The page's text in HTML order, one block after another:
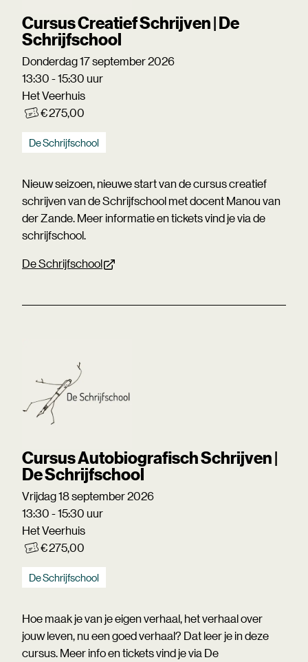
Cursus Creatief Schrijven | De
Schrijfschool
Donderdag 17 september 2026
13:30 - 15:30 uur
Het Veerhuis
€ 275,00
De Schrijfschool
Nieuw seizoen, nieuwe start van de cursus creatief
schrijven van de Schrijfschool met docent Manou van
der Zande. Meer informatie en tickets vind je via de
schrijfschool.
De Schrijfschool
Cursus Autobiografisch Schrijven |
De Schrijfschool
Vrijdag 18 september 2026
13:30 - 15:30 uur
Het Veerhuis
€ 275,00
De Schrijfschool
Hoe maak je van je eigen verhaal, het verhaal over
jouw leven, nu een goed verhaal? Dat leer je in deze
cursus. Meer info en tickets vind je via De